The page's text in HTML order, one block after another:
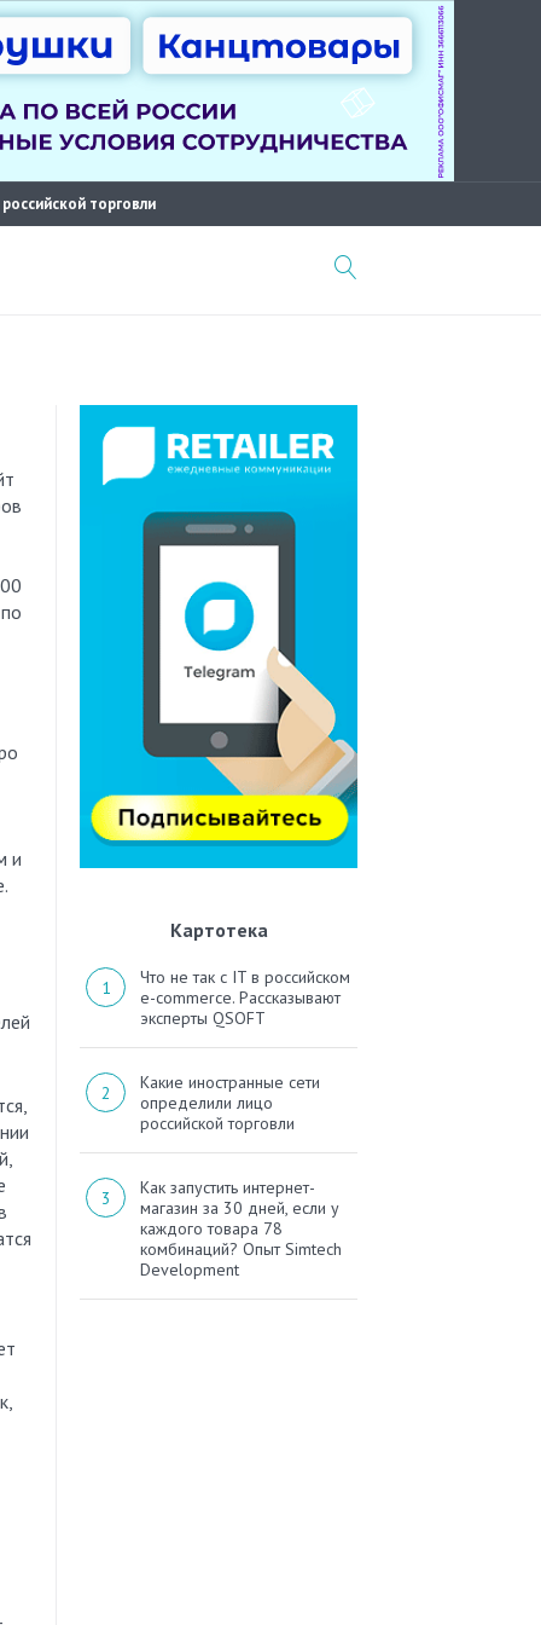
торговли
и
Картотека
Что не так с IT в российском
e-commerce. Рассказывают
эксперты QSOFT
Какие иностранные сети
определили лицо
российской торговли
Как запустить интернет-
магазин за 30 дней, если у
каждого товара 78
комбинаций? Опыт Simtech
Development